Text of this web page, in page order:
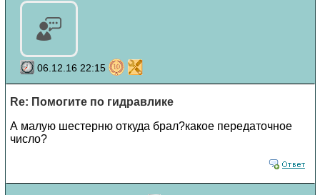
06.12.16 22:15
Re: Помогите по гидравлике
А малую шестерню откуда брал?какое передаточное
число?